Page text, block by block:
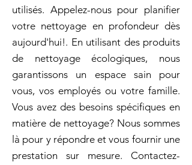
utilisés. Appelez-nous pour planifier
votre nettoyage en profondeur dès
aujourd'hui!. En utilisant des produits
de nettoyage écologiques, nous
garantissons un espace sain pour
vous, vos employés ou votre famille.
Vous avez des besoins spécifiques en
matière de nettoyage? Nous sommes
là pour y répondre et vous fournir une
prestation sur mesure. Contactez-